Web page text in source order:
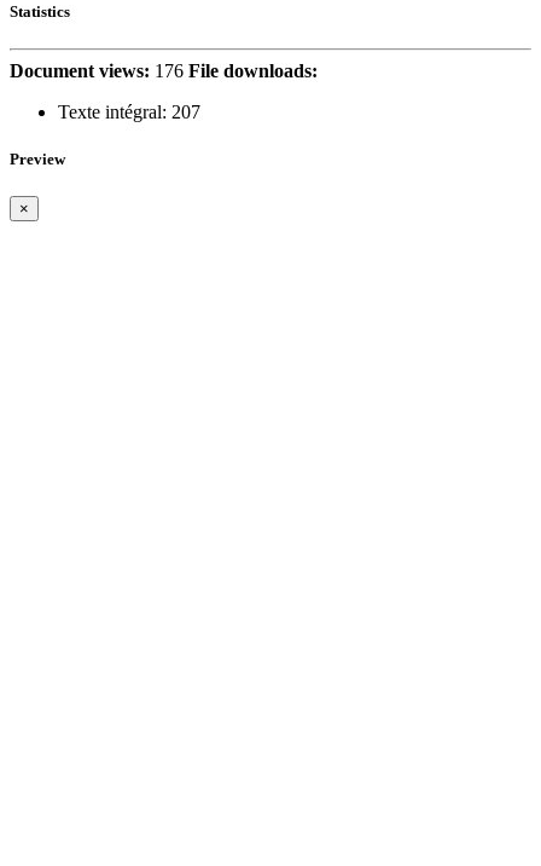
Statistics
Document views: 176 File downloads:
Texte intégral: 207
Preview
×